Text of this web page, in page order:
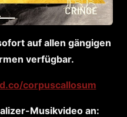
auf allen gängigen
verfügbar.
corpuscallosum
Musikvideo an: